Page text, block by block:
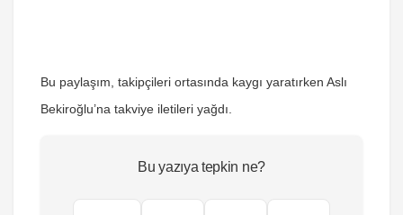
Bu paylaşım, takipçileri ortasında kaygı yaratırken Aslı
Bekiroğlu’na takviye iletileri yağdı.
Bu yazıya tepkin ne?